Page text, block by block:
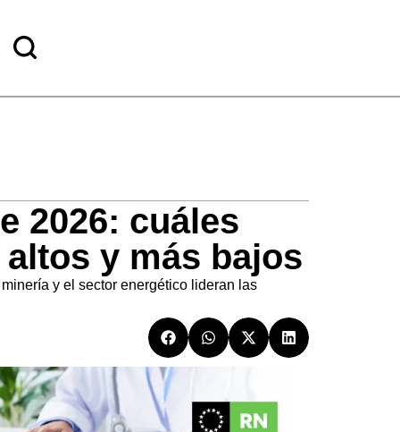
2026: cuáles
y más bajos
y el sector energético lideran las